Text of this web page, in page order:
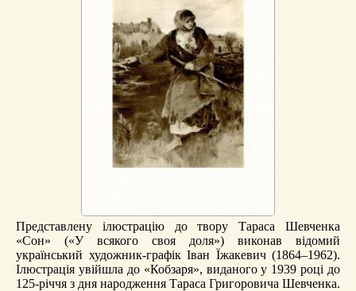
Представлену ілюстрацію до твору Тараса Шевченка
«Сон» («У всякого своя доля») виконав відомий
український художник-графік Іван Їжакевич (1864–1962).
Ілюстрація увійшла до «Кобзаря», виданого у 1939 році до
125-річчя з дня народження Тараса Григоровича Шевченка.